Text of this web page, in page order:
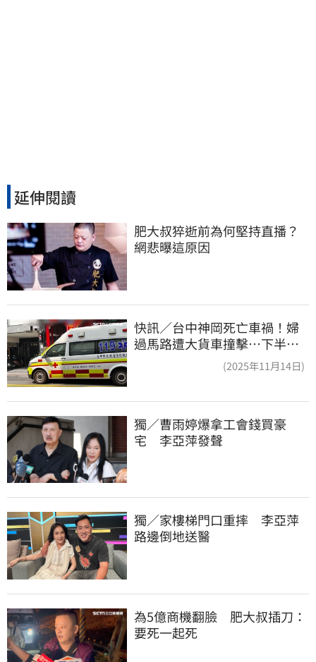
延伸閱讀
肥大叔猝逝前為何堅持直播？
網悲曝這原因
快訊／台中神岡死亡車禍！婦
過馬路遭大貨車撞擊…下半身
(2025年11月14日)
獨／曹雨婷爆拿工會錢買豪
宅　李亞萍發聲
獨／家樓梯門口重摔　李亞萍
路邊倒地送醫
為5億商機翻臉　肥大叔插刀：
要死一起死